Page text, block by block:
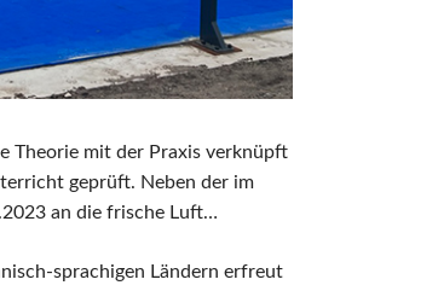
Theorie mit der Praxis verknüpft
geprüft. Neben der im
an die frische Luft…
sprachigen Ländern erfreut